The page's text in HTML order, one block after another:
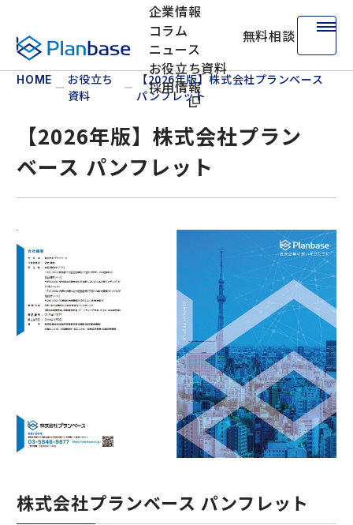
株式会社プランベース
企業情報
コラム
ニュース
お役立ち資料
採用情報
無料相談
HOME
お役立ち
資料
【2026年版】株式会社プランベース
パンフレット
【2026年版】株式会社プラン
ベース パンフレット
株式会社プランベース パンフレット